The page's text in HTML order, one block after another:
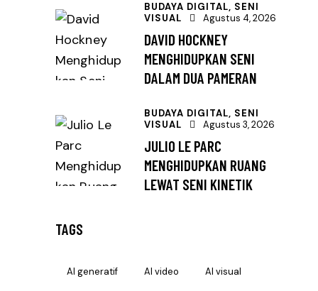
BUDAYA DIGITAL, SENI
VISUAL
Agustus 4, 2026
DAVID HOCKNEY
MENGHIDUPKAN SENI
DALAM DUA PAMERAN
BUDAYA DIGITAL, SENI
VISUAL
Agustus 3, 2026
JULIO LE PARC
MENGHIDUPKAN RUANG
LEWAT SENI KINETIK
TAGS
AI generatif AI video AI visual